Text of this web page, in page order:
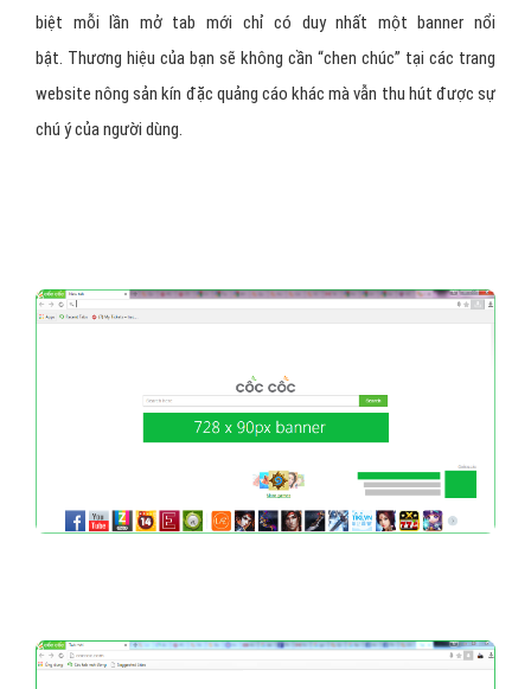
biệt mỗi lần mở tab mới chỉ có duy nhất một banner nổi
bật. Thương hiệu của bạn sẽ không cần “chen chúc” tại các trang
website nông sản kín đặc quảng cáo khác mà vẫn thu hút được sự
chú ý của người dùng.